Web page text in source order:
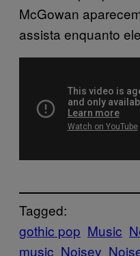
McGowan
assista enquanto
Tagged:
gothic pop Music
music Noisey